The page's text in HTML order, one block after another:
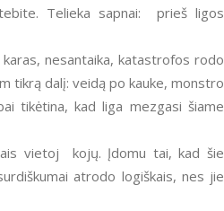
Telieka sapnai: prieš ligos
tikrą dalį: veidą po kauke, monstro
tikėtina, kad liga mezgasi šiame
atrodo logiškais, nes jie